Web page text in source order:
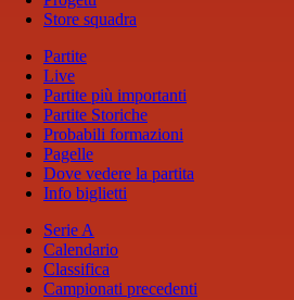
Store squadra
Partite
Live
Partite più importanti
Partite Storiche
Probabili formazioni
Pagelle
Dove vedere la partita
Info biglietti
Serie A
Calendario
Classifica
Campionati precedenti